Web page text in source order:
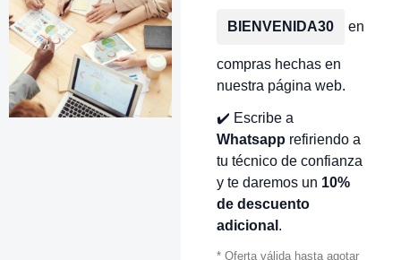
BIENVENIDA30 en
compras hechas en
nuestra página web.
✔️ Escribe a
Whatsapp refiriendo a
tu técnico de confianza
y te daremos un 10%
de descuento
adicional .
* Oferta válida hasta agotar